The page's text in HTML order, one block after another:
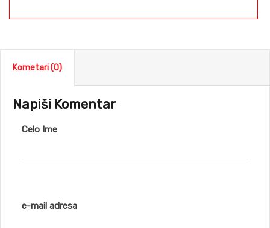
Kometari (0)
Napiši Komentar
Celo Ime
e-mail adresa